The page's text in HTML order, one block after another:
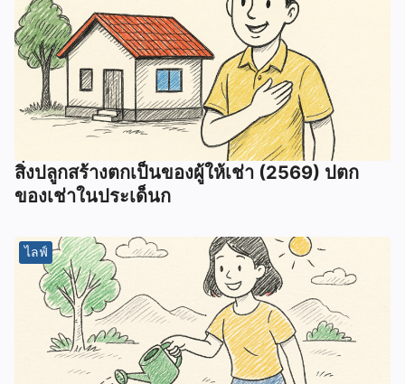
สิ่งปลูกสร้างตกเป็นของผู้ให้เช่า (2569) ปตก
ของเช่าในประเด็นก
ไลฟ์